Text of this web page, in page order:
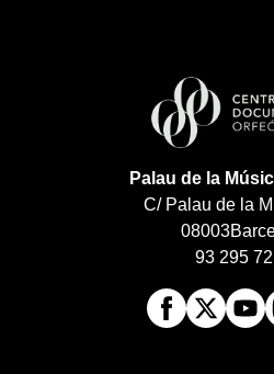
Palau de la
C/ Palau de la
08003
93 295